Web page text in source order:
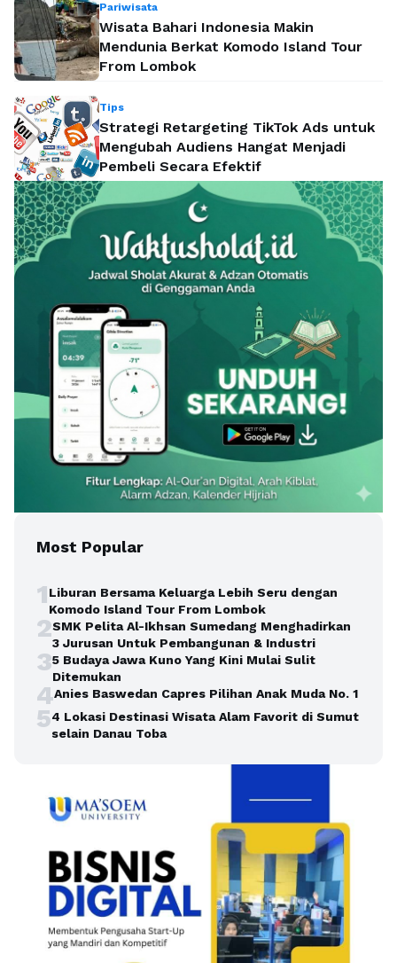
Pariwisata
Wisata Bahari Indonesia Makin
Mendunia Berkat Komodo Island Tour
From Lombok
Tips
Strategi Retargeting TikTok Ads untuk
Mengubah Audiens Hangat Menjadi
Pembeli Secara Efektif
Most Popular
1Liburan Bersama Keluarga Lebih Seru dengan
Komodo Island Tour From Lombok
2SMK Pelita Al-Ikhsan Sumedang Menghadirkan
3 Jurusan Untuk Pembangunan & Industri
35 Budaya Jawa Kuno Yang Kini Mulai Sulit
Ditemukan
4Anies Baswedan Capres Pilihan Anak Muda No. 1
54 Lokasi Destinasi Wisata Alam Favorit di Sumut
selain Danau Toba